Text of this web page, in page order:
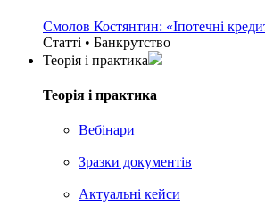
Смолов Костянтин: «Іпотечні
Статті • Банкрутство
Теорія i практика
Теорія i практика
Вебінари
Зразки документів
Актуальні кейси